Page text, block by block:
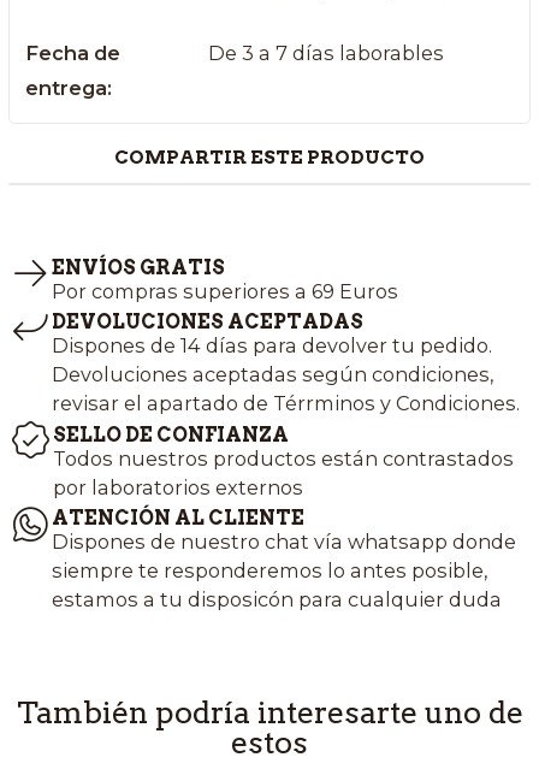
Fecha de
entrega:
De 3 a 7 días laborables
COMPARTIR ESTE PRODUCTO
ENVÍOS GRATIS
Por compras superiores a 69 Euros
DEVOLUCIONES ACEPTADAS
Dispones de 14 días para devolver tu pedido.
Devoluciones aceptadas según condiciones,
revisar el apartado de Térrminos y Condiciones.
SELLO DE CONFIANZA
Todos nuestros productos están contrastados
por laboratorios externos
ATENCIÓN AL CLIENTE
Dispones de nuestro chat vía whatsapp donde
siempre te responderemos lo antes posible,
estamos a tu disposicón para cualquier duda
También podría interesarte uno de
estos